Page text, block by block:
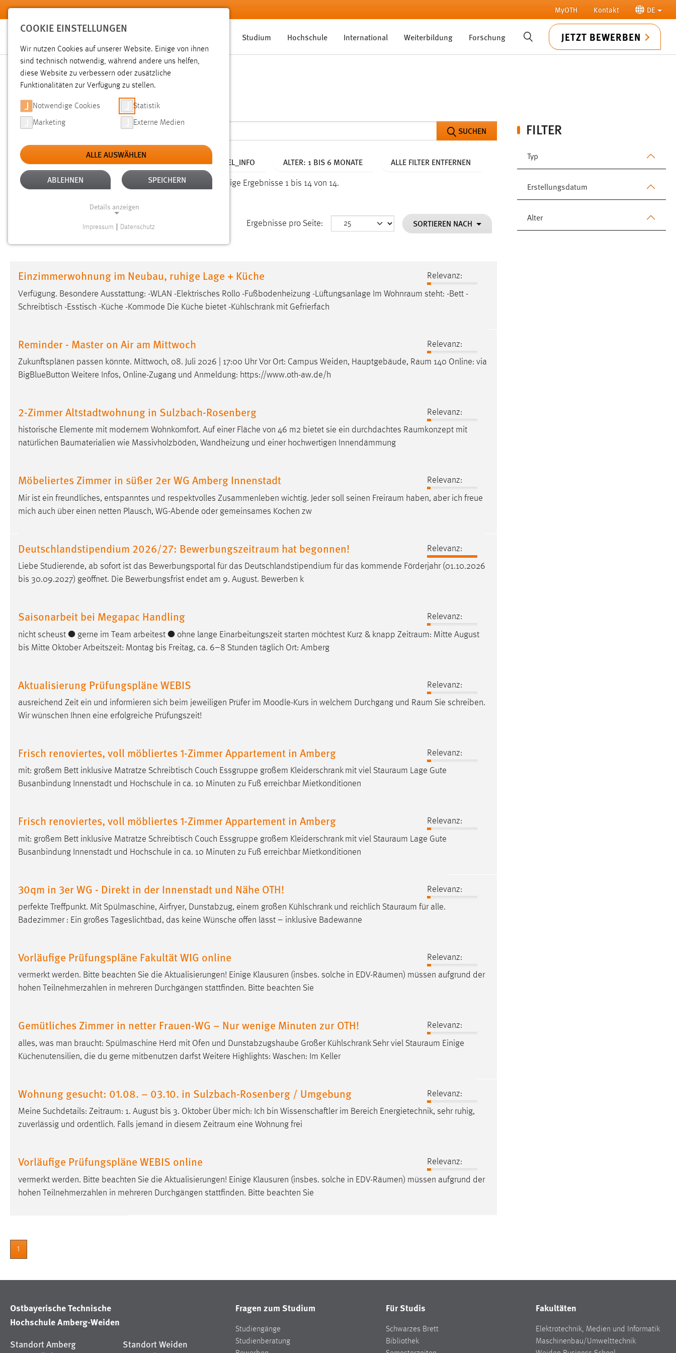
Zum Hauptinhalt springen MyOTH Kontakt DE
Studium Hochschule International Weiterbildung Forschung SUCHE JETZT BEWERBEN
SUCHE
FILTER
Typ
Erstellungsdatum
Alter
SUCHEN
Aktive Filter: TYP: TX_OTHAWORGANIZATION_DOMAIN_MODEL_INFO ALTER: 1 BIS 6 MONATE ALLE FILTER ENTFERNEN
Gesucht nach "raum". Es wurden 14 Ergebnisse gefunden. Zeige Ergebnisse 1 bis 14 von 14.
Ergebnisse pro Seite: SORTIEREN NACH
Einzimmerwohnung im Neubau, ruhige Lage + Küche
Relevanz:
Verfügung. Besondere Ausstattung: -WLAN -Elektrisches Rollo -Fußbodenheizung -Lüftungsanlage Im Wohnraum steht: -Bett -
Schreibtisch -Esstisch -Küche -Kommode Die Küche bietet -Kühlschrank mit Gefrierfach
Reminder - Master on Air am Mittwoch
Relevanz:
Zukunftsplänen passen könnte. Mittwoch, 08. Juli 2026 | 17:00 Uhr Vor Ort: Campus Weiden, Hauptgebäude, Raum 140 Online: via
BigBlueButton Weitere Infos, Online-Zugang und Anmeldung: https://www.oth-aw.de/h
2-Zimmer Altstadtwohnung in Sulzbach-Rosenberg
Relevanz:
historische Elemente mit modernem Wohnkomfort. Auf einer Fläche von 46 m2 bietet sie ein durchdachtes Raumkonzept mit
natürlichen Baumaterialien wie Massivholzböden, Wandheizung und einer hochwertigen Innendämmung
Möbeliertes Zimmer in süßer 2er WG Amberg Innenstadt
Relevanz:
Mir ist ein freundliches, entspanntes und respektvolles Zusammenleben wichtig. Jeder soll seinen Freiraum haben, aber ich freue
mich auch über einen netten Plausch, WG-Abende oder gemeinsames Kochen zw
Deutschlandstipendium 2026/27: Bewerbungszeitraum hat begonnen!
Relevanz:
Liebe Studierende, ab sofort ist das Bewerbungsportal für das Deutschlandstipendium für das kommende Förderjahr (01.10.2026
bis 30.09.2027) geöffnet. Die Bewerbungsfrist endet am 9. August. Bewerben k
Saisonarbeit bei Megapac Handling
Relevanz:
nicht scheust ● gerne im Team arbeitest ● ohne lange Einarbeitungszeit starten möchtest Kurz & knapp Zeitraum: Mitte August
bis Mitte Oktober Arbeitszeit: Montag bis Freitag, ca. 6–8 Stunden täglich Ort: Amberg
Aktualisierung Prüfungspläne WEBIS
Relevanz:
ausreichend Zeit ein und informieren sich beim jeweiligen Prüfer im Moodle-Kurs in welchem Durchgang und Raum Sie schreiben.
Wir wünschen Ihnen eine erfolgreiche Prüfungszeit!
Frisch renoviertes, voll möbliertes 1-Zimmer Appartement in Amberg
Relevanz:
mit: großem Bett inklusive Matratze Schreibtisch Couch Essgruppe großem Kleiderschrank mit viel Stauraum Lage Gute
Busanbindung Innenstadt und Hochschule in ca. 10 Minuten zu Fuß erreichbar Mietkonditionen
Frisch renoviertes, voll möbliertes 1-Zimmer Appartement in Amberg
Relevanz:
mit: großem Bett inklusive Matratze Schreibtisch Couch Essgruppe großem Kleiderschrank mit viel Stauraum Lage Gute
Busanbindung Innenstadt und Hochschule in ca. 10 Minuten zu Fuß erreichbar Mietkonditionen
30qm in 3er WG - Direkt in der Innenstadt und Nähe OTH!
Relevanz:
perfekte Treffpunkt. Mit Spülmaschine, Airfryer, Dunstabzug, einem großen Kühlschrank und reichlich Stauraum für alle.
Badezimmer : Ein großes Tageslichtbad, das keine Wünsche offen lässt – inklusive Badewanne
Vorläufige Prüfungspläne Fakultät WIG online
Relevanz:
vermerkt werden. Bitte beachten Sie die Aktualisierungen! Einige Klausuren (insbes. solche in EDV-Räumen) müssen aufgrund der
hohen Teilnehmerzahlen in mehreren Durchgängen stattfinden. Bitte beachten Sie
Gemütliches Zimmer in netter Frauen-WG – Nur wenige Minuten zur OTH!
Relevanz:
alles, was man braucht: Spülmaschine Herd mit Ofen und Dunstabzugshaube Großer Kühlschrank Sehr viel Stauraum Einige
Küchenutensilien, die du gerne mitbenutzen darfst Weitere Highlights: Waschen: Im Keller
Wohnung gesucht: 01.08. – 03.10. in Sulzbach-Rosenberg / Umgebung
Relevanz:
Meine Suchdetails: Zeitraum: 1. August bis 3. Oktober Über mich: Ich bin Wissenschaftler im Bereich Energietechnik, sehr ruhig,
zuverlässig und ordentlich. Falls jemand in diesem Zeitraum eine Wohnung frei
Vorläufige Prüfungspläne WEBIS online
Relevanz:
vermerkt werden. Bitte beachten Sie die Aktualisierungen! Einige Klausuren (insbes. solche in EDV-Räumen) müssen aufgrund der
hohen Teilnehmerzahlen in mehreren Durchgängen stattfinden. Bitte beachten Sie
1
Ostbayerische Technische
Hochschule Amberg-Weiden
Standort Amberg
Standort Weiden
Fragen zum Studium
Studiengänge
Studienberatung
Für Studis
Schwarzes Brett
Bibliothek
Fakultäten
Elektrotechnik, Medien und Informatik
Maschinenbau/Umwelttechnik
COOKIE EINSTELLUNGEN
Wir nutzen Cookies auf unserer Website. Einige von ihnen
sind technisch notwendig, während andere uns helfen,
diese Website zu verbessern oder zusätzliche
Funktionalitäten zur Verfügung zu stellen.
Notwendige Cookies Statistik
Marketing Externe Medien
ALLE AUSWÄHLEN
ABLEHNEN SPEICHERN
Details anzeigen
Website erforderlich.
Einverständnis
Zweck:
Dieser Cookie speichert die
ausgewählten Einverständnis-Optionen
des Benutzers
Cookie Laufzeit: 1 Jahr
Performance
Name: staticfilecache
Zweck:
Für performante Seitenauslieferung wird
Sprachpräferenz
Sprache der Website.
Cookie Laufzeit: 30 Tage
Name:
MibewSessionID, MIBEW_UserID,
5e9dbeb1811c0446
Cookie Laufzeit:
MibewSessionID, mibew-chat-frame-
style-5e9dbeb1811c0446 =
Jahre, MIBEW_UserID = 1 Jahr
Login
Name: fe_user, be_user, be_lastLoginProvider
Zweck:
Cookie Laufzeit: 24 Stunden
STATISTIK
Diese Informationen helfen uns zu verstehen, wie
Matomo
Zweck: Zugriffsstatistik
Cookie Laufzeit:
MARKETING
Marketing Cookies werden von Drittanbietern
verwendet, um personalisierte Werbung anzuzeigen.
Sie tun dies, indem sie Besucher über Websites
Google Ads
Name:
Zweck: Conversion-Tracking
Cookie Laufzeit: 3 Monate
Cookie Laufzeit:
EXTERNE MEDIEN
Um Inhalte von Videoplattformen und Social Media
Impressum Datenschutz